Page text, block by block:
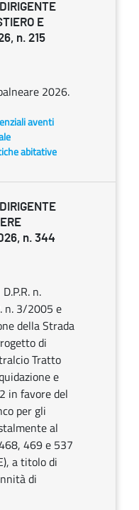
E
n. 215
2026.
aventi
abitative
n. 344
n.
n. 3/2005 e
della Strada
di
Tratto
e
in favore del
per gli
al
469 e 537
a titolo di
di